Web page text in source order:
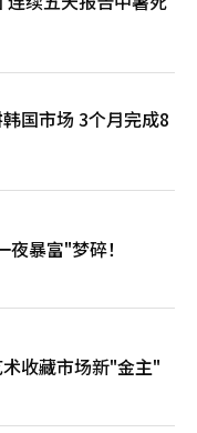
国市场 3个月完成8
夜暴富"梦碎！
收藏市场新"金主"